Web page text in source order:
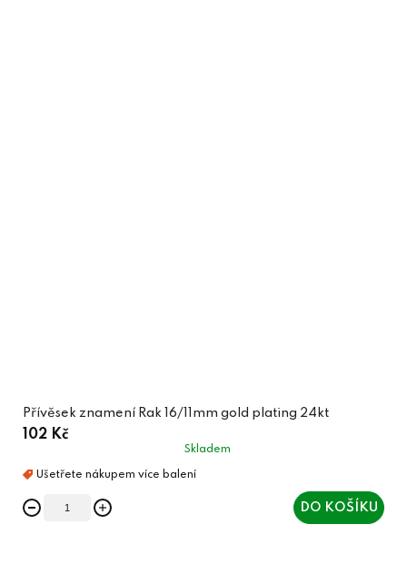
Přívěsek znamení Rak 16/11mm gold plating 24kt
102 Kč
Skladem
DO KOŠÍKU